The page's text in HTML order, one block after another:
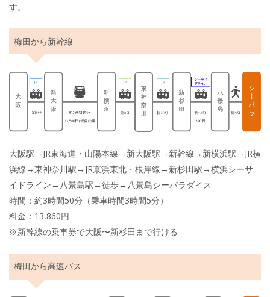
す。
梅田から新幹線
大阪駅→JR東海道・山陽本線→新大阪駅→新幹線→新横浜駅→JR横
浜線→東神奈川駅→JR京浜東北・根岸線→新杉田駅→横浜シーサ
イドライン→八景島駅→徒歩→八景島シーパラダイス
時間：約3時間50分（乗車時間3時間5分）
料金：13,860円
※新幹線の乗車券で大阪〜新杉田まで行ける
梅田から高速バス